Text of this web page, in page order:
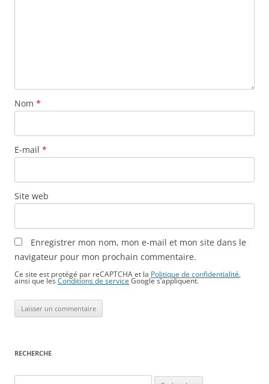
Nom *
E-mail *
Site web
Enregistrer mon nom, mon e-mail et mon site dans le
navigateur pour mon prochain commentaire.
Ce site est protégé par reCAPTCHA et la Politique de confidentialité
ainsi que lesConditions de serviceGoogle s’appliquent.
RECHERCHE